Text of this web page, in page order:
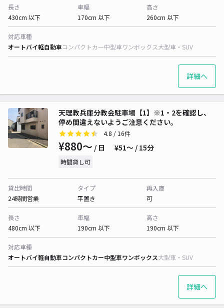
長さ
430cm 以下
車幅
170cm 以下
高さ
260cm 以下
対応車種
オートバイ軽自動車コンパクトカー中型車ワンボックス大型車・SUV
詳細へ
天理教兵庫分教会駐車場【1】※1・2を確認し、
停め間違えないようご注意ください。
4.8 / 16件
¥880〜 / 日 ¥51〜 / 15分
時間貸し可
貸出時間
24時間営業
タイプ
平置き
再入庫
可
長さ
480cm 以下
車幅
190cm 以下
高さ
190cm 以下
対応車種
オートバイ軽自動車コンパクトカー中型車ワンボックス大型車・SUV
詳細へ